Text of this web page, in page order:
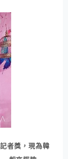
者獎，現為韓